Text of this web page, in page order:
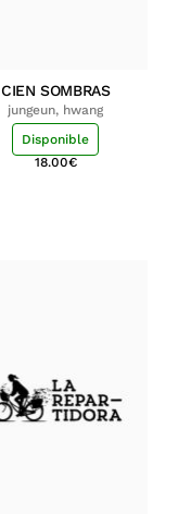
CIEN SOMBRAS
jungeun, hwang
Disponible
18.00€